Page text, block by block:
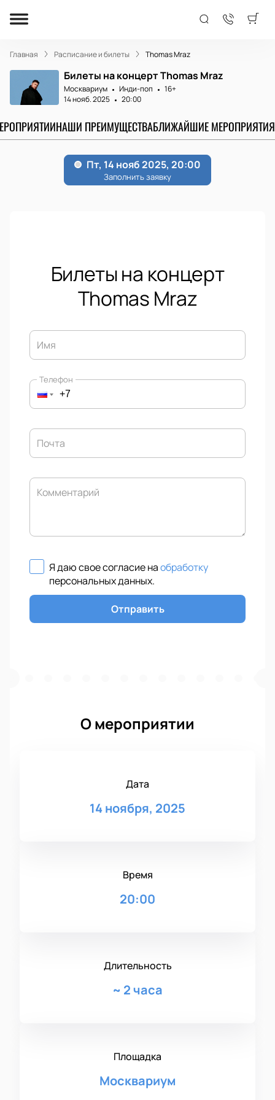
Главная Расписание и билеты Thomas Mraz
Билеты на концерт Thomas Mraz
Москвариум Инди-поп
16+
14 нояб. 2025
20:00
НАШИ ПРЕИМУЩЕСТВАБЛИЖАЙШИЕ МЕРОПРИЯТИЯ
Билеты на концерт
Thomas Mraz
Имя
Телефон
Почта
Комментарий
Я даю свое согласие наобработку
персональных данных.
Отправить
О мероприятии
Дата
14 ноября, 2025
Время
20:00
Длительность
~ 2 часа
Площадка
Москвариум